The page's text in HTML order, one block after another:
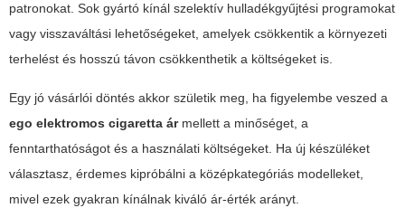
patronokat. Sok gyártó kínál szelektív hulladékgyűjtési programokat
vagy visszaváltási lehetőségeket, amelyek csökkentik a környezeti
terhelést és hosszú távon csökkenthetik a költségeket is.
Egy jó vásárlói döntés akkor születik meg, ha figyelembe veszed a
ego elektromos cigaretta ármellett a minőséget, a
fenntarthatóságot és a használati költségeket. Ha új készüléket
választasz, érdemes kipróbálni a középkategóriás modelleket,
mivel ezek gyakran kínálnak kiváló ár-érték arányt.